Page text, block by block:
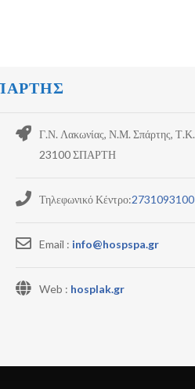
Γ.Ν. Λακωνίας, Ν.Μ. Σπάρτης, Τ.Κ.
23100 ΣΠΑΡΤΗ
Τηλεφωνικό Κέντρο:2731093100
Email : info@hospspa.gr
Web : hosplak.gr